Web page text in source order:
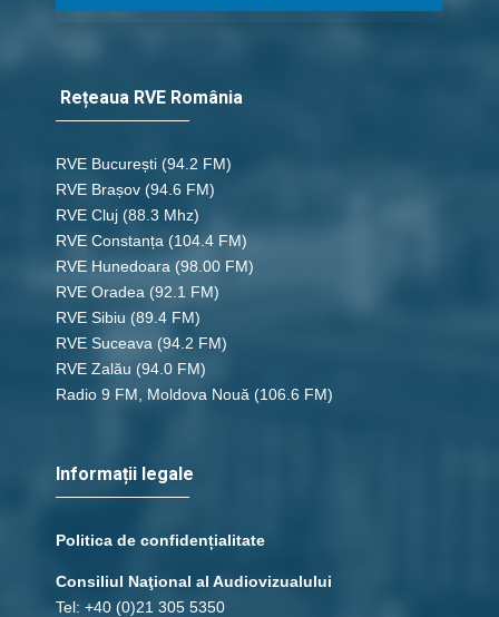
Rețeaua RVE România
RVE București (94.2 FM)
RVE Brașov (94.6 FM)
RVE Cluj (88.3 Mhz)
RVE Constanța (104.4 FM)
RVE Hunedoara (98.00 FM)
RVE Oradea (92.1 FM)
RVE Sibiu (89.4 FM)
RVE Suceava (94.2 FM)
RVE Zalău (94.0 FM)
Radio 9 FM, Moldova Nouă (106.6 FM)
Informații legale
Politica de confidențialitate
Consiliul Naţional al Audiovizualului
Tel: +40 (0)21 305 5350